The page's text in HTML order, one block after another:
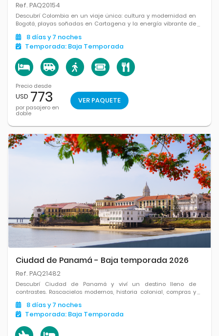
Ref. PAQ20154
Descubrí Colombia en un viaje único: cultura y modernidad en
Bogotá, playas soñadas en Cartagena y la energía vibrante de
Medellín.
8 díasy 7 noches
Temporada: Baja Temporada
Precio desde
USD 773
por pasajero en
doble
VER PAQUETE
Ciudad de Panamá - Baja temporada 2026
Ref. PAQ21482
Descubrí Ciudad de Panamá y viví un destino lleno de
contrastes. Rascacielos modernos, historia colonial, compras y
una ubicación única que combina ciudad, cultura y sabores
en una experiencia diferente.
8 díasy 7 noches
Temporada: Baja Temporada